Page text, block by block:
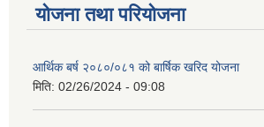
योजना तथा परियोजना
आर्थिक बर्ष २०८०/०८१ को बार्षिक खरिद योजना
मिति: 02/26/2024 - 09:08